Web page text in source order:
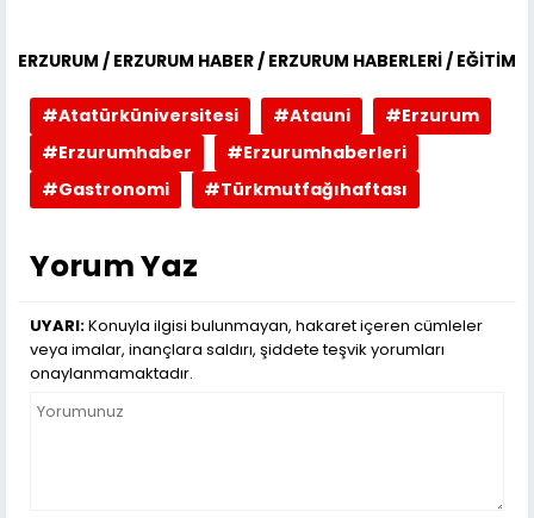
ERZURUM / ERZURUM HABER / ERZURUM HABERLERİ / EĞİTİM
#Atatürküniversitesi #Atauni
#Erzurum
#Erzurumhaber
#Erzurumhaberleri
#Gastronomi
#Türkmutfağıhaftası
Yorum Yaz
UYARI:Konuyla ilgisi bulunmayan, hakaret içeren cümleler
veya imalar, inançlara saldırı, şiddete teşvik yorumları
onaylanmamaktadır.